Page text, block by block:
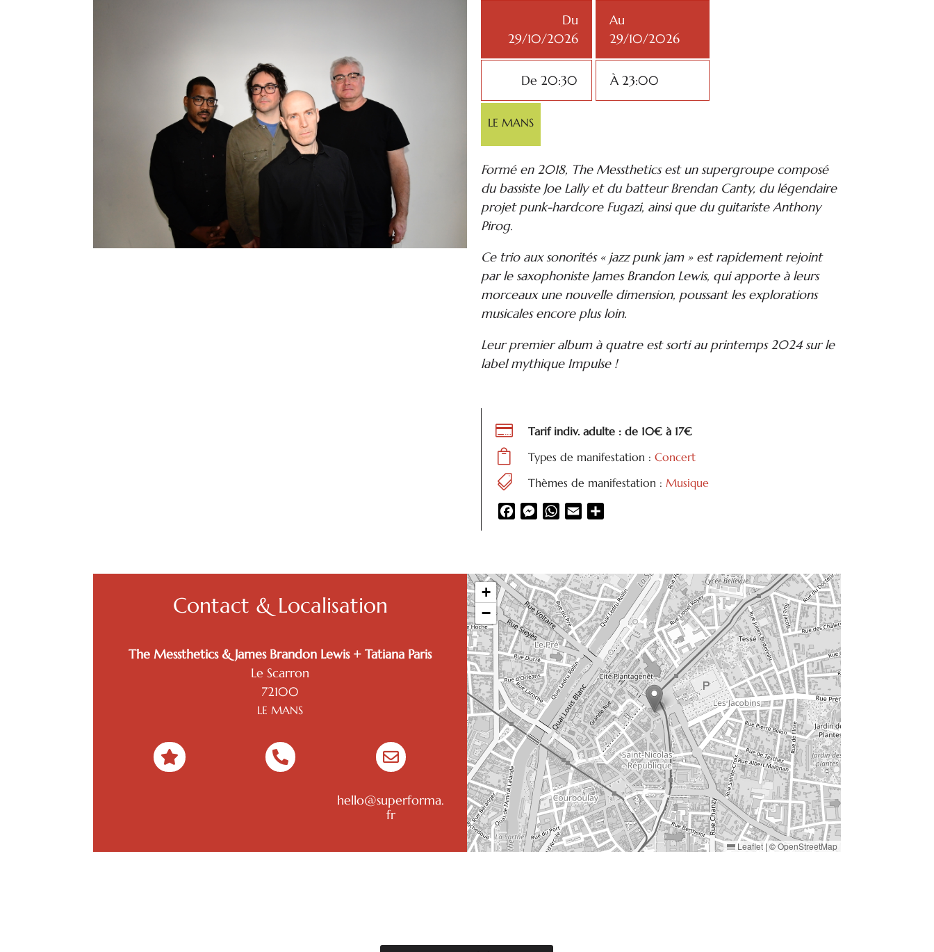
Du
29/10/2026
Au
29/10/2026
De 20:30 À 23:00
LE MANS
Formé en 2018, The Messthetics est un supergroupe composé
du bassiste Joe Lally et du batteur Brendan Canty, du légendaire
projet punk-hardcore Fugazi, ainsi que du guitariste Anthony
Pirog.
Ce trio aux sonorités « jazz punk jam » est rapidement rejoint
par le saxophoniste James Brandon Lewis, qui apporte à leurs
morceaux une nouvelle dimension, poussant les explorations
musicales encore plus loin.
Leur premier album à quatre est sorti au printemps 2024 sur le
label mythique Impulse !
 Tarif indiv. adulte : de 10€ à 17€
 Types de manifestation :Concert
 Thèmes de manifestation :Musique
FacebookMessenger
WhatsApp
Email
Contact & Localisation
The Messthetics & James Brandon Lewis + Tatiana Paris
Le Scarron
72100
LE MANS
  
hello@superforma.
fr
+
−
Leaflet | ©OpenStreetMap